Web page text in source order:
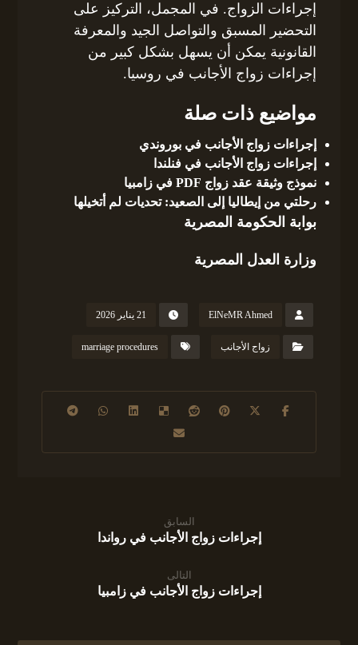
إجراءات الزواج. في المجمل، التركيز على
التحضير المسبق والتواصل الجيد والمعرفة
القانونية يمكن أن يسهل بشكل كبير من
إجراءات زواج الأجانب في روسيا.
مواضيع ذات صلة
إجراءات زواج الأجانب في بوروندي
إجراءات زواج الأجانب في فنلندا
نموذج وثيقة عقد زواج PDF في زامبيا
رحلتي من إيطاليا إلى الصعيد: تحديات لم أتخيلها
بوابة الحكومة المصرية
وزارة العدل المصرية
ElNeMR Ahmed 21 يناير 2026
زواج الأجانب marriage procedures
السابق
إجراءات زواج الأجانب في رواندا
التالى
إجراءات زواج الأجانب في زامبيا